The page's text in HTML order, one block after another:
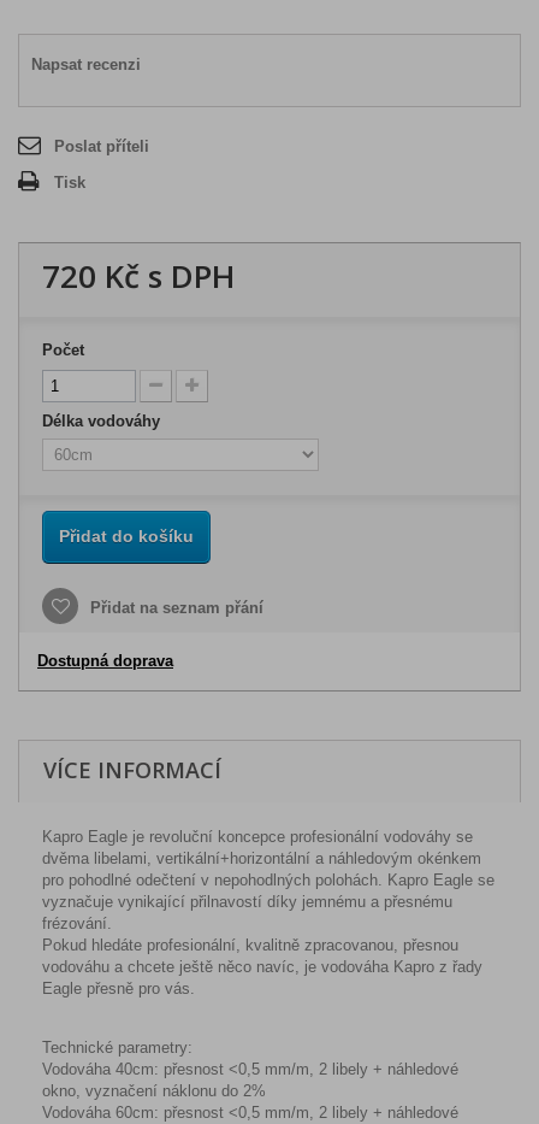
Napsat recenzi
Poslat příteli
Tisk
720 Kč s DPH
Počet
Délka vodováhy
Přidat do košíku
Přidat na seznam přání
Dostupná doprava
VÍCE INFORMACÍ
Kapro Eagle je revoluční koncepce profesionální vodováhy se
dvěma libelami, vertikální+horizontální a náhledovým okénkem
pro pohodlné odečtení v nepohodlných polohách. Kapro Eagle se
vyznačuje vynikající přilnavostí díky jemnému a přesnému
frézování.
Pokud hledáte profesionální, kvalitně zpracovanou, přesnou
vodováhu a chcete ještě něco navíc, je vodováha Kapro z řady
Eagle přesně pro vás.
Technické parametry:
Vodováha 40cm: přesnost <0,5 mm/m, 2 libely + náhledové
okno, vyznačení náklonu do 2%
Vodováha 60cm: přesnost <0,5 mm/m, 2 libely + náhledové